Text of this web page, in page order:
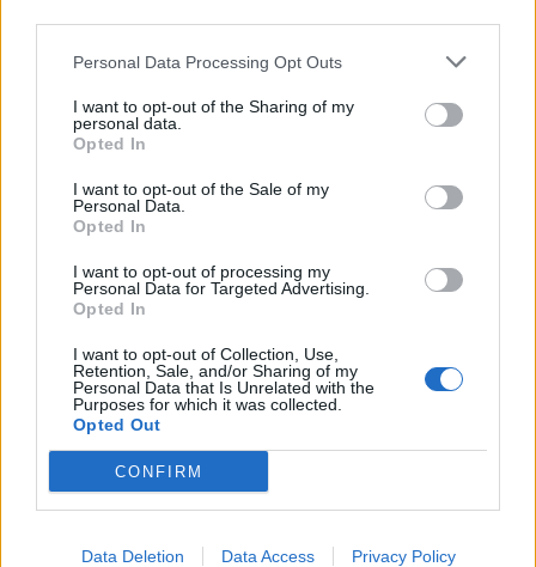
Personal Data Processing Opt Outs
I want to opt-out of the Sharing of my
personal data.
Opted In
I want to opt-out of the Sale of my
Personal Data.
Opted In
I want to opt-out of processing my
Personal Data for Targeted Advertising.
Opted In
I want to opt-out of Collection, Use,
Retention, Sale, and/or Sharing of my
Personal Data that Is Unrelated with the
Purposes for which it was collected.
Opted Out
CONFIRM
Data Deletion Data Access Privacy Policy
értékű fehérjeforrással
illeszkedő alternatívaként
biztosító monoproteines opcióként
Tudatos döntés a mindennapi etetésben
A tudatos kutyatáplálás lényege nem az, hogy minden trendet
követünk, hanem az, hogy értjük, mire van szüksége a
kutyánknak.
Sok gazdi éppen azért keres új megoldást, mert szeretné
támogatni kutyája emésztését, bőr- és szőrzetállapotát,
energiaszintjét vagy testsúlyát. A minőségi, jól összeállított
hathat.
Kényelmes megoldás elfoglalt gazdiknak
A GastroPet azoknak is praktikus választás, akik szeretnének
frissen főtt, minőségi ételt adni kutyájuknak, de nincs idejük
naponta külön főzni, tápanyagarányokat számolni vagy
bizonytalan házi receptekkel kísérletezni.
A gazdi kiválaszthatja a megfelelő receptúrát, leadhatja a